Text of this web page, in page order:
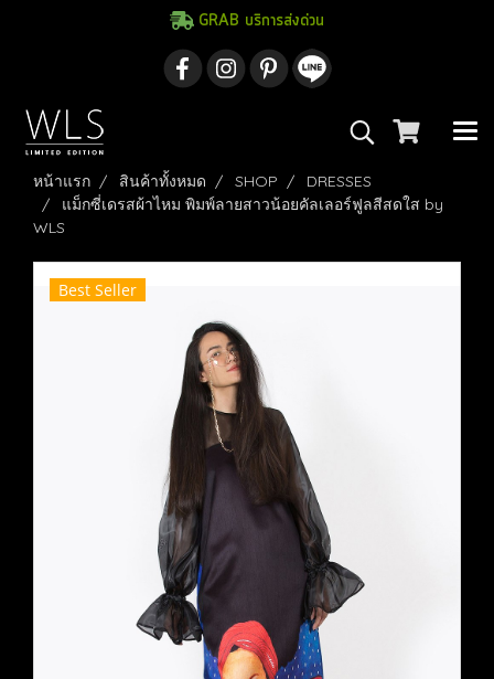
GRAB บริการส่งด่วน
หน้าแรก สินค้าทั้งหมด SHOP
DRESSES
แม็กซี่เดรสผ้าไหม พิมพ์ลายสาวน้อยคัลเลอร์ฟูลสีสดใส by
WLS
Best Seller